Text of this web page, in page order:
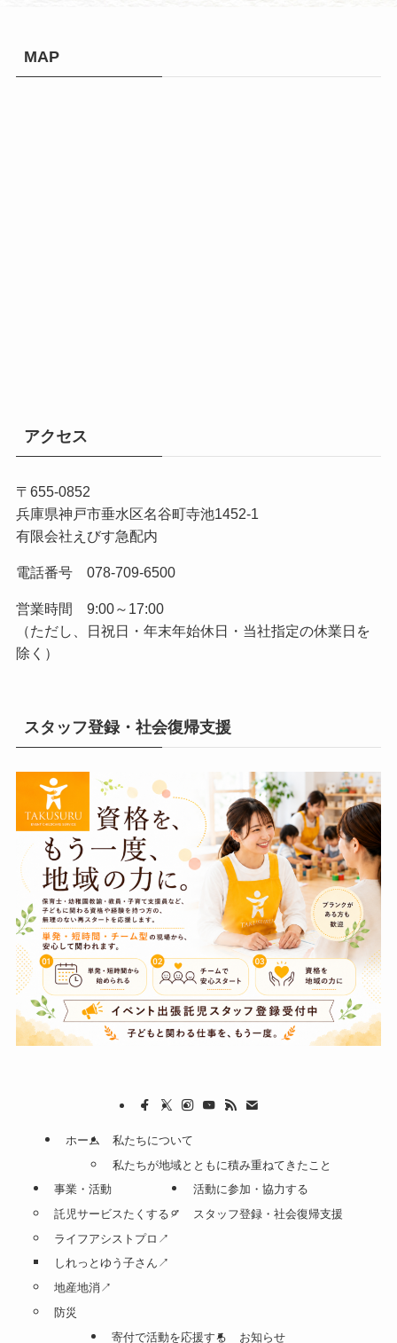
MAP
アクセス
〒655-0852
兵庫県神戸市垂水区名谷町寺池1452-1
有限会社えびす急配内
電話番号 078-709-6500
営業時間 9:00～17:00
（ただし、日祝日・年末年始休日・当社指定の休業日を
除く）
スタッフ登録・社会復帰支援
ホーム
私たちについて
私たちが地域とともに積み重ねてきたこと
事業・活動
託児サービスたくする↗
ライフアシストプロ↗
しれっとゆう子さん↗
地産地消↗
防災
活動に参加・協力する
スタッフ登録・社会復帰支援
寄付で活動を応援する お知らせ